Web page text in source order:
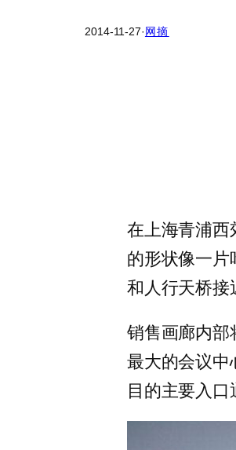
2014-11-27·网摘
在上海青浦西
的形状像一片
和人行天桥接
销售画廊内部
最大的会议中
目的主要入口